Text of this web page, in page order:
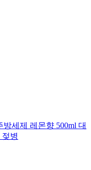
방세제 레몬향 500ml 대
젖병